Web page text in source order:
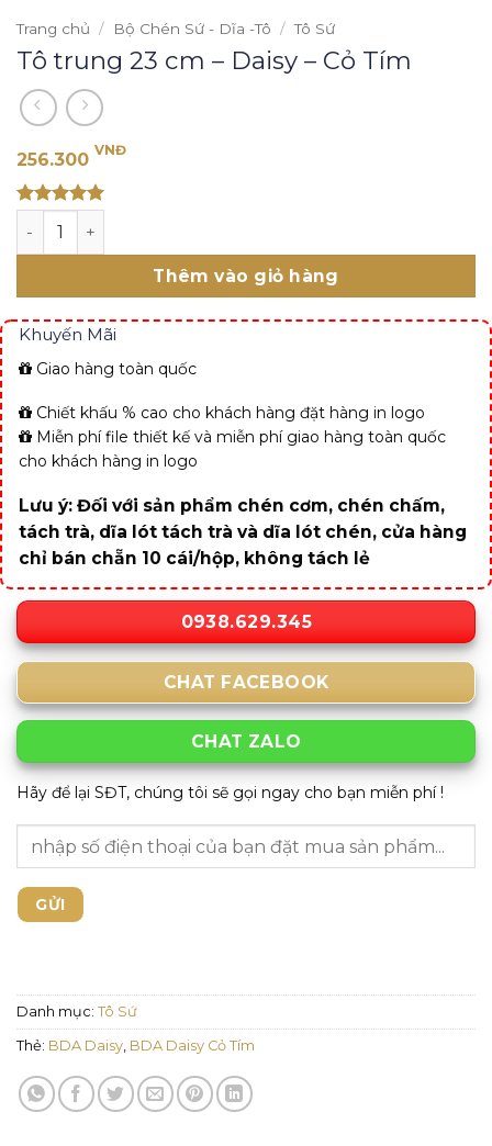
Trang chủ / Bộ Chén Sứ - Dĩa -Tô / Tô Sứ
Tô trung 23 cm – Daisy – Cỏ Tím
256.300 VNĐ
out of 5
Tô trung 23 cm - Daisy - Cỏ Tím số lượng
Thêm vào giỏ hàng
Khuyến Mãi
Giao hàng toàn quốc
Chiết khấu % cao cho khách hàng đặt hàng in logo
Miễn phí file thiết kế và miễn phí giao hàng toàn quốc
cho khách hàng in logo
Lưu ý: Đối với sản phẩm chén cơm, chén chấm,
tách trà, dĩa lót tách trà và dĩa lót chén, cửa hàng
chỉ bán chẵn 10 cái/hộp, không tách lẻ
0938.629.345
CHAT FACEBOOK
CHAT ZALO
Hãy để lại SĐT, chúng tôi sẽ gọi ngay cho bạn miễn phí !
Danh mục: Tô Sứ
Thẻ: BDA Daisy BDA Daisy Cỏ Tím